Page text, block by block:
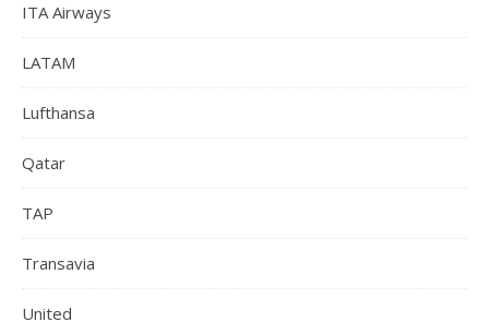
ITA Airways
LATAM
Lufthansa
Qatar
TAP
Transavia
United